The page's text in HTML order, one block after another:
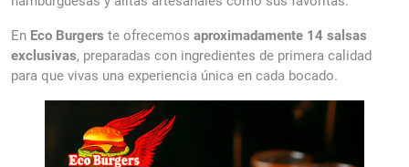
En Eco Burgers te ofrecemos aproximadamente 14 salsas
exclusivas, preparadas con ingredientes de primera calidad
para que vivas una experiencia única en cada bocado.